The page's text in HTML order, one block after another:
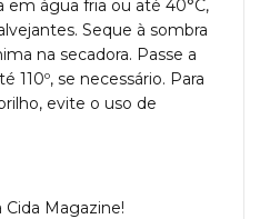
em água fria ou até 40°C,
Seque à sombra
na secadora. Passe a
se necessário. Para
evite o uso de
Magazine!